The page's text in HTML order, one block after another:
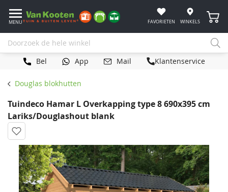
MENU FAVORIETEN WINKELS
Bel App Mail Klantenservice
Douglas blokhutten
Tuindeco Hamar L Overkapping type 8 690x395 cm
Lariks/Douglashout blank